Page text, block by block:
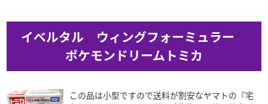
イベルタル ウィングフォーミュラー
ポケモンドリームトミカ
この品は小型ですので送料が割安なヤマトの『宅